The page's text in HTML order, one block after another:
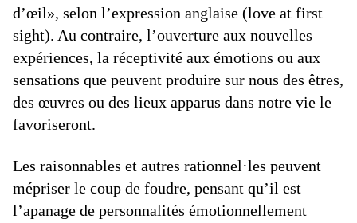
d’œil», selon l’expression anglaise (love at first
sight). Au contraire, l’ouverture aux nouvelles
expériences, la réceptivité aux émotions ou aux
sensations que peuvent produire sur nous des êtres,
des œuvres ou des lieux apparus dans notre vie le
favoriseront.
Les raisonnables et autres rationnel·les peuvent
mépriser le coup de foudre, pensant qu’il est
l’apanage de personnalités émotionnellement